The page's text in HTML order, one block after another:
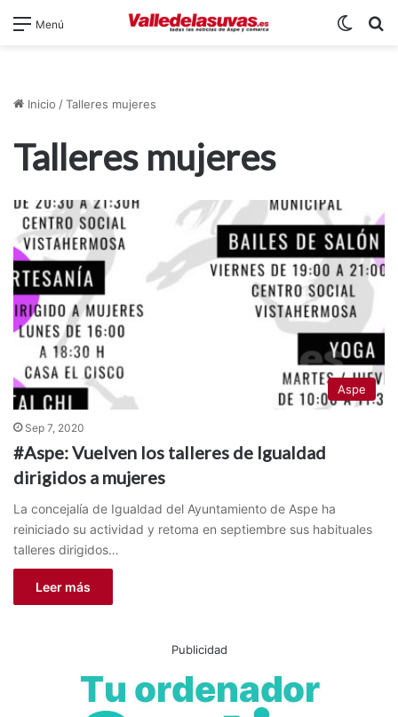
Menú
Inicio /Talleres mujeres
Talleres mujeres
Aspe
Sep 7, 2020
#Aspe: Vuelven los talleres de Igualdad
dirigidos a mujeres
La concejalía de Igualdad del Ayuntamiento de Aspe ha
reiniciado su actividad y retoma en septiembre sus habituales
talleres dirigidos…
Leer más
Publicidad